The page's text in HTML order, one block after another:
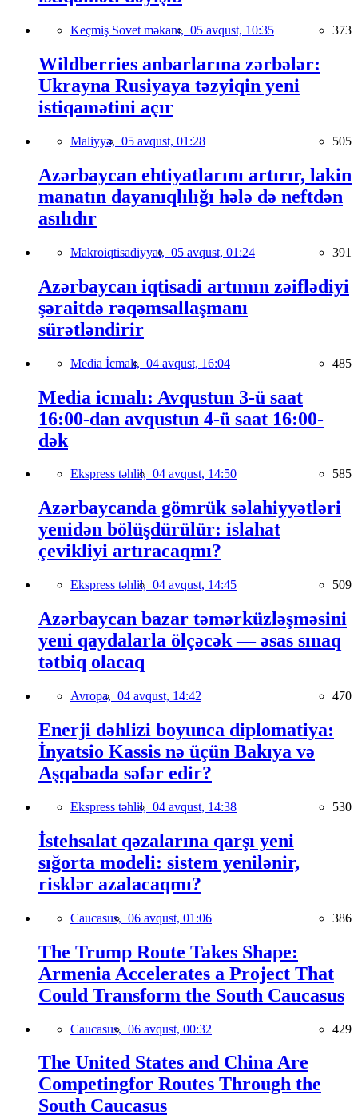
Keçmiş Sovet məkanı, 05 avqust, 10:35 373
Wildberries anbarlarına zərbələr:
Ukrayna Rusiyaya təzyiqin yeni
istiqamətini açır
Maliyyə, 05 avqust, 01:28 505
Azərbaycan ehtiyatlarını artırır, lakin
manatın dayanıqlılığı hələ də neftdən
asılıdır
Makroiqtisadiyyat, 05 avqust, 01:24 391
Azərbaycan iqtisadi artımın zəiflədiyi
şəraitdə rəqəmsallaşmanı
sürətləndirir
Media İcmalı, 04 avqust, 16:04 485
Media icmalı: Avqustun 3-ü saat
16:00-dan avqustun 4-ü saat 16:00-
dək
Ekspress təhlil, 04 avqust, 14:50 585
Azərbaycanda gömrük səlahiyyətləri
yenidən bölüşdürülür: islahat
çevikliyi artıracaqmı?
Ekspress təhlil, 04 avqust, 14:45 509
Azərbaycan bazar təmərküzləşməsini
yeni qaydalarla ölçəcək — əsas sınaq
tətbiq olacaq
Avropa, 04 avqust, 14:42 470
Enerji dəhlizi boyunca diplomatiya:
İnyatsio Kassis nə üçün Bakıya və
Aşqabada səfər edir?
Ekspress təhlil, 04 avqust, 14:38 530
İstehsalat qəzalarına qarşı yeni
sığorta modeli: sistem yenilənir,
risklər azalacaqmı?
Caucasus, 06 avqust, 01:06 386
The Trump Route Takes Shape:
Armenia Accelerates a Project That
Could Transform the South Caucasus
Caucasus, 06 avqust, 00:32 429
The United States and China Are
Competingfor Routes Through the
South Caucasus